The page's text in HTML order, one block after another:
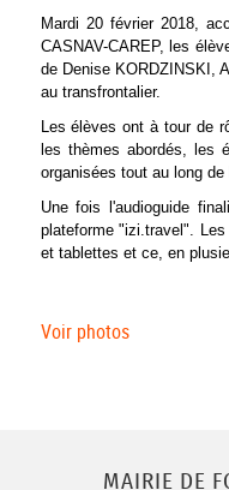
Mardi 20 février 2018,
CASNAV-CAREP, les
de Denise KORDZINSKI,
au transfrontalier.
Les élèves ont à tour de
les thèmes abordés, les
organisées tout au long
Une fois l'audioguide
plateforme "izi.travel".
et tablettes et ce, en
Voir photos
MAIRIE DE